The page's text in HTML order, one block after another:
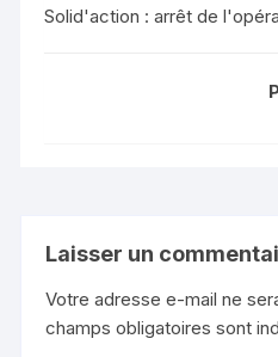
Solid'action : arrêt de
Laisser un
Votre adresse e-mail ne
champs obligatoires sont